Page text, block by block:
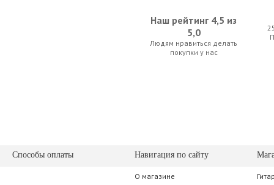
Наш рейтинг 4,5 из
5,0
Людям нравиться делать
покупки у нас
Способы оплаты Навигация по сайту
О магазине